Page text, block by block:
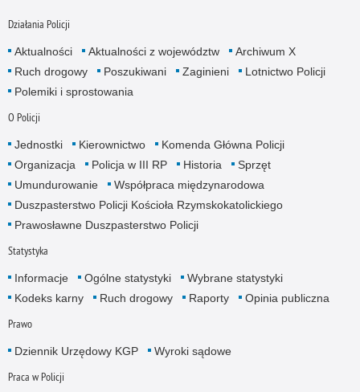
Działania Policji
Aktualności Aktualności z województw
Archiwum X
Ruch drogowy
Poszukiwani Zaginieni
Lotnictwo Policji
Polemiki i sprostowania
O Policji
Jednostki Kierownictwo
Komenda Główna Policji
Organizacja
Policja w III RP Historia
Sprzęt
Umundurowanie
Współpraca międzynarodowa
Duszpasterstwo Policji Kościoła Rzymskokatolickiego
Prawosławne Duszpasterstwo Policji
Statystyka
Informacje Ogólne statystyki
Wybrane statystyki
Kodeks karny
Ruch drogowy Raporty Opinia publiczna
Prawo
Dziennik Urzędowy KGP Wyroki sądowe
Praca w Policji